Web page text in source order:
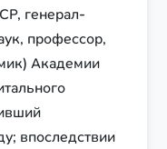
генерал-
профессор,
Академии
впоследствии